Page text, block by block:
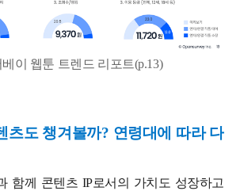
이 웹툰 트렌드 리포트(p.13)
츠도 챙겨볼까? 연령대에 따라 다
함께 콘텐츠 IP로서의 가치도 성장하고